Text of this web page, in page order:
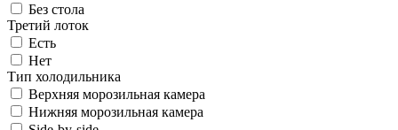
Без стола
Третий лоток
Есть
Нет
Тип холодильника
Верхняя морозильная камера
Нижняя морозильная камера